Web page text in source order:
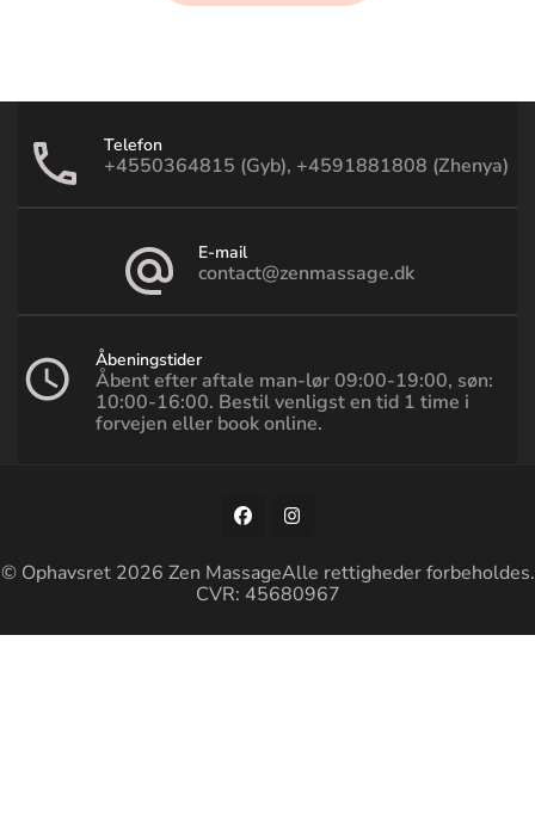
Telefon
+4550364815 (Gyb), +4591881808 (Zhenya)
E-mail
contact@zenmassage.dk
Åbeningstider
Åbent efter aftale man-lør 09:00-19:00, søn:
10:00-16:00. Bestil venligst en tid 1 time i
forvejen eller book online.
© Ophavsret 2026 Zen MassageAlle rettigheder forbeholdes.
CVR: 45680967